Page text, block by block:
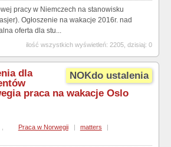
pracy w Niemczech na stanowisku
Ogłoszenie na wakacje 2016r. nad
oferta dla stu...
ilość wszystkich wyświetleń: 2205, dzisiaj: 0
NOKdo ustalenia
dla
praca na wakacje Oslo
Praca w Norwegii | matters
|